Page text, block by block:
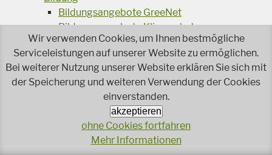
Bildungsangebote GreeNet
Bildungsangebote Klimaschutz
Design for Repairability
Exkursionen: Schmetterlinge beobachten
Entwicklung Bienen-Tankstelle
Essen retten in der Schule
Food Travel
Klima-Tour der Stadt Wien
Reparatur im HTL-Unterricht
Online-Spiel: Jagd auf Energiefresser
Wir verwenden Cookies, um Ihnen bestmögliche
Serviceleistungen auf unserer Website zu ermöglichen.
Bei weiterer Nutzung unserer Website erklären Sie sich mit
der Speicherung und weiteren Verwendung der Cookies
einverstanden.
akzeptieren
ohne Cookies fortfahren
Mehr Informationen